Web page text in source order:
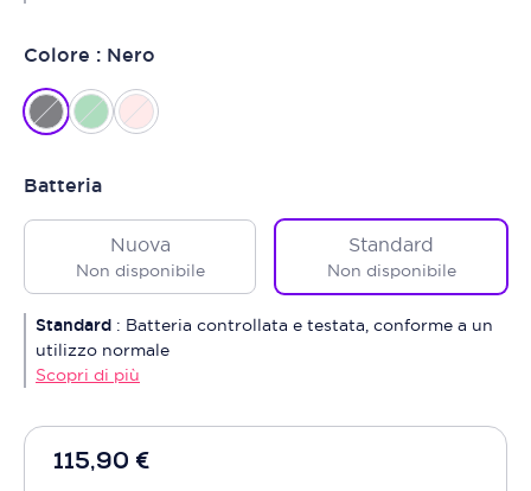
115,90 €
Colore : Nero
Batteria
Nuova
Non disponibile
Standard
Non disponibile
Standard : Batteria controllata e testata, conforme a un
utilizzo normale
Scopri di più